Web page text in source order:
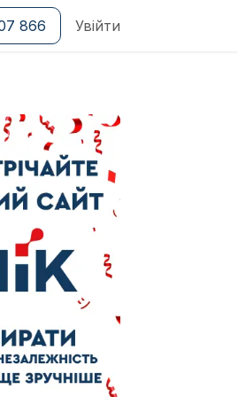
866 Увійти